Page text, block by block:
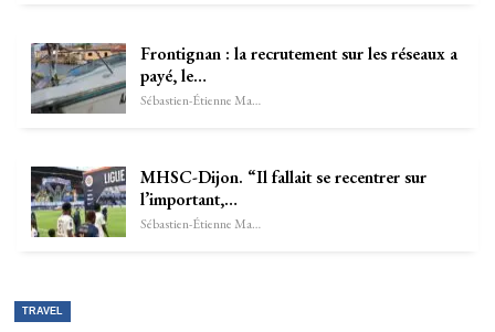
Frontignan : la recrutement sur les réseaux a
payé, le…
Sébastien-Étienne Marechal
MHSC-Dijon. “Il fallait se recentrer sur
l’important,…
Sébastien-Étienne Marechal
TRAVEL